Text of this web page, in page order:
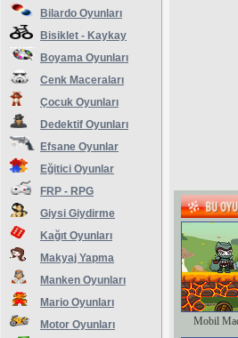
Bilardo Oyunları
Bisiklet - Kaykay
Boyama Oyunları
Cenk Maceraları
Çocuk Oyunları
Dedektif Oyunları
Efsane Oyunlar
Eğitici Oyunlar
FRP - RPG
Giysi Giydirme
Kağıt Oyunları
Makyaj Yapma
Manken Oyunları
Mario Oyunları
Motor Oyunları
Mobil